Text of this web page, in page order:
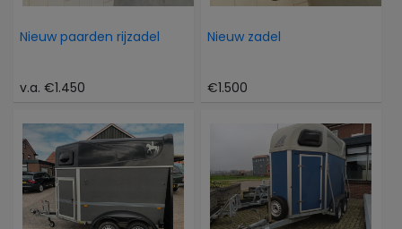
Nieuw paarden rijzadel
v.a. €1.450
Nieuw zadel
€1.500